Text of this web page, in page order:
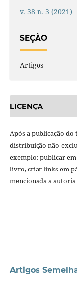
v. 38 n. 3 (2021)
SEÇÃO
Artigos
LICENÇA
Após a publicação
distribuição não-
exemplo: publicar
livro, criar links em
mencionada a
Artigos